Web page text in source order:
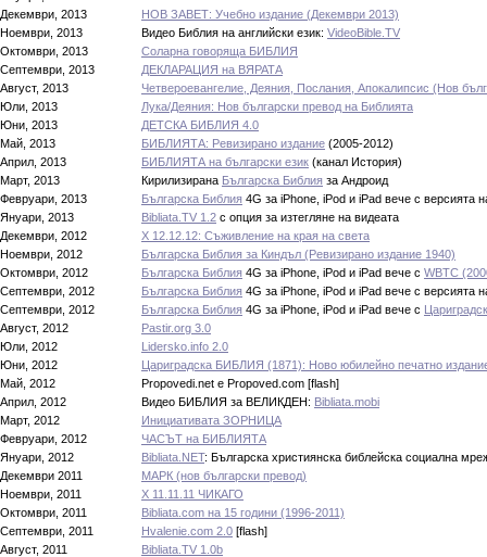
Декември, 2013
НОВ ЗАВЕТ: Учебно издание (Декември 2013)
Ноември, 2013
Видео Библия на английски език: VideoBible.TV
Октомври, 2013
Соларна говоряща БИБЛИЯ
Септември, 2013
ДЕКЛАРАЦИЯ на ВЯРАТА
Август, 2013
Четвероевангелие, Деяния, Послания, Апокалипсис (Нов
Юли, 2013
Лука/Деяния: Нов български превод на Библията
Юни, 2013
ДЕТСКА БИБЛИЯ 4.0
Май, 2013
БИБЛИЯТА: Ревизирано издание (2005-2012)
Април, 2013
БИБЛИЯТА на български език (канал История)
Март, 2013
Кирилизирана Българска Библия за Андроид
Февруари, 2013
Българска Библия 4G за iPhone, iPod и iPаd вече с версията
Януари, 2013
Bibliata.TV 1.2 с опция за изтегляне на видеата
Декември, 2012
X 12.12.12: Съживление на края на света
Ноември, 2012
Българска Библия за Киндъл (Ревизирано издание 1940)
Октомври, 2012
Българска Библия 4G за iPhone, iPod и iPаd вече с WBTC
Септември, 2012
Българска Библия 4G за iPhone, iPod и iPаd вече с версията
Септември, 2012
Българска Библия 4G за iPhone, iPod и iPаd вече с
Август, 2012
Pastir.org 3.0
Юли, 2012
Lidersko.info 2.0
Юни, 2012
Цариградска БИБЛИЯ (1871): Ново юбилейно печатно
Май, 2012
Propovedi.net e Propoved.com [flash]
Април, 2012
Видео БИБЛИЯ за ВЕЛИКДЕН: Bibliata.mobi
Март, 2012
Инициативата ЗОРНИЦА
Февруари, 2012
ЧАСЪТ на БИБЛИЯТА
Януари, 2012
Bibliata.NET: Българска християнска библейска социална
Декември 2011
МАРК (нов български превод)
Ноември, 2011
Х 11.11.11 ЧИКАГО
Октомври, 2011
Bibliata.com на 15 години (1996-2011)
Септември, 2011
Hvalenie.com 2.0 [flash]
Август, 2011
Bibliata.TV 1.0b